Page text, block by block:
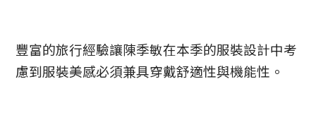
豐富的旅行經驗讓陳季敏在本季的服裝設計中考
慮到服裝美感必須兼具穿戴舒適性與機能性。